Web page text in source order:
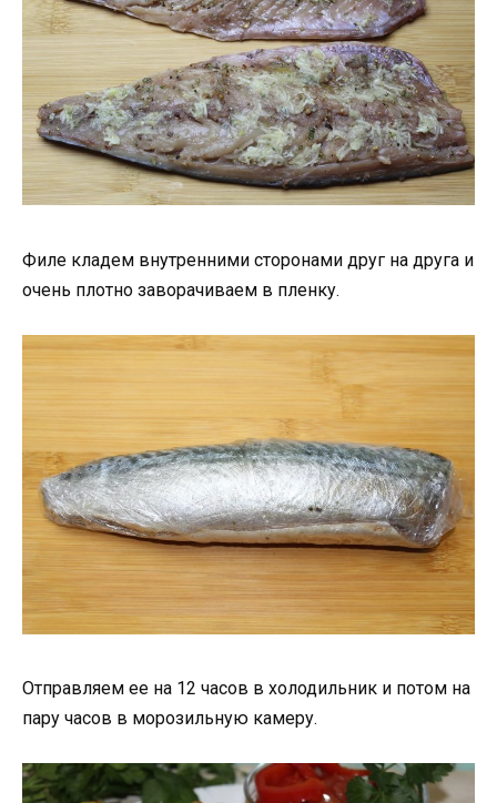
Филе кладем внутренними сторонами друг на друга и
очень плотно заворачиваем в пленку.
Отправляем ее на 12 часов в холодильник и потом на
пару часов в морозильную камеру.